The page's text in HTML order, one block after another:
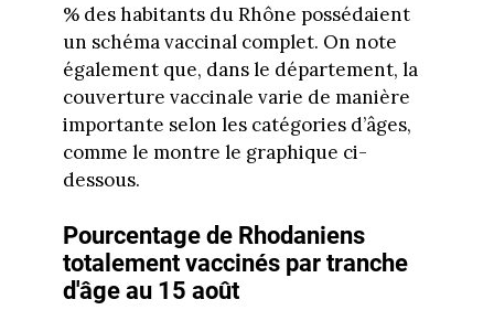
% des habitants du Rhône possédaient
un schéma vaccinal complet. On note
également que, dans le département, la
couverture vaccinale varie de manière
importante selon les catégories d’âges,
comme le montre le graphique ci-
dessous.